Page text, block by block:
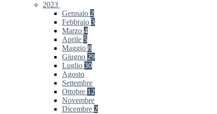
2023
Gennaio 2
Febbraio 3
Marzo 4
Aprile 5
Maggio 8
Giugno 29
Luglio 30
Agosto
Settembre
Ottobre 12
Novembre
Dicembre 2